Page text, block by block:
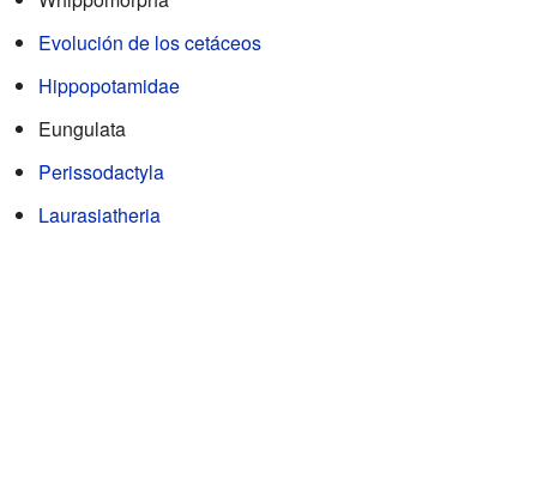
Evolución de los cetáceos
Hippopotamidae
Eungulata
Perissodactyla
Laurasiatheria